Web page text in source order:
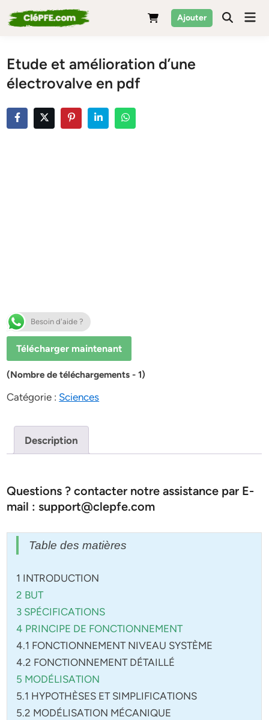
to
Ajouter
Etude et amélioration d’une
électrovalve en pdf
Besoin d'aide ?
Télécharger maintenant
(Nombre de téléchargements - 1)
Catégorie : Sciences
Description
Questions ? contacter notre assistance par E-
mail : support@clepfe.com
Table des matières
1 INTRODUCTION
2 BUT
3 SPÉCIFICATIONS
4 PRINCIPE DE FONCTIONNEMENT
4.1 FONCTIONNEMENT NIVEAU SYSTÈME
4.2 FONCTIONNEMENT DÉTAILLÉ
5 MODÉLISATION
5.1 HYPOTHÈSES ET SIMPLIFICATIONS
5.2 MODÉLISATION MÉCANIQUE